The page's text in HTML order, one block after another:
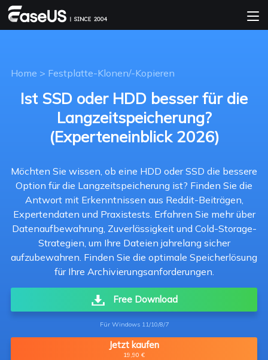
Home > Festplatte-Klonen/-Kopieren
Ist SSD oder HDD besser für die
Langzeitspeicherung?
(Experteneinblick 2026)
Möchten Sie wissen, ob eine HDD oder SSD die bessere
Option für die Langzeitspeicherung ist? Finden Sie die
Antwort mit Erkenntnissen aus Reddit-Beiträgen,
Expertendaten und Praxistests. Erfahren Sie mehr über
Datenaufbewahrung, Zuverlässigkeit und Cold-Storage-
Strategien, um Ihre Dateien jahrelang sicher
aufzubewahren. Finden Sie die optimale Speicherlösung
für Ihre Archivierungsanforderungen.
Free Download
Für Windows 11/10/8/7
Jetzt kaufen
19,90 €